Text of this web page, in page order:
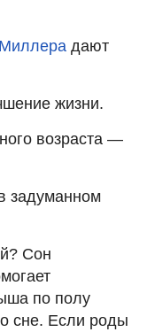
Миллера дают
жизни.
возраста —
задуманном
Сон
по полу
сне. Если роды